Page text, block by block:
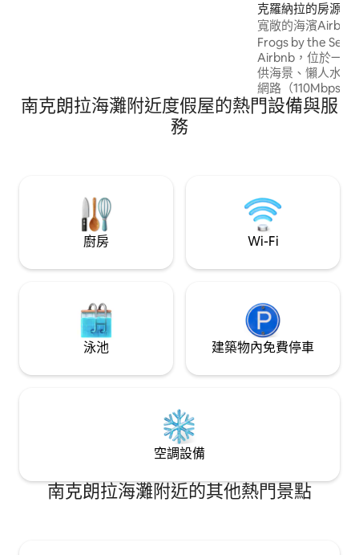
克羅納拉的房源
寬敞的海濱Airbnb
Frogs by the Sea
Airbnb，位於一樓
供海景、懶人水療
網路（110Mbps）
電視（含Netflix和
板、燒烤、私人
籃球場。
南克朗拉海灘附近度假屋的熱門設備與服
務
廚房 Wi-Fi
泳池 建築物內免費停車
空調設備
南克朗拉海灘附近的其他熱門景點